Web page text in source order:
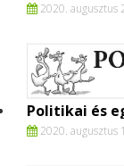
2020. augusztus
Politikai és
2020. augusztus